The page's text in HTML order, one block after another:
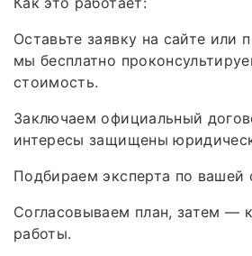
Оставьте заявку на сайте или
мы бесплатно
стоимость.
Заключаем официальный
интересы защищены
Подбираем эксперта по вашей
Согласовываем план, затем —
работы.